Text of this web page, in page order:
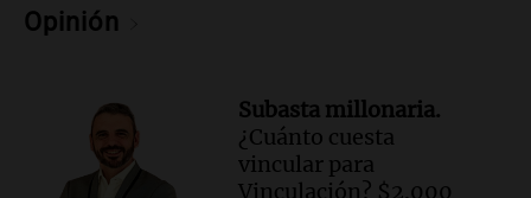
Panorama Federal
Ley de Emergencia Hídrica ante el
fenómeno del Niño
Panorama Federal
Episodios
Opinión
Subasta millonaria.
¿Cuánto cuesta
vincular para
Vinculación? $2.000